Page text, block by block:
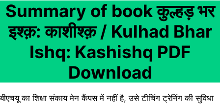
Summary of book कुल्हड़ भर
इश्क़: काशीश्क़ / Kulhad Bhar
Ishq: Kashishq PDF
Download
बीएचयू का शिक्षा संकाय मेन कैंपस में नहीं है, उसे टीचिंग ट्रेनिंग की सुविधा